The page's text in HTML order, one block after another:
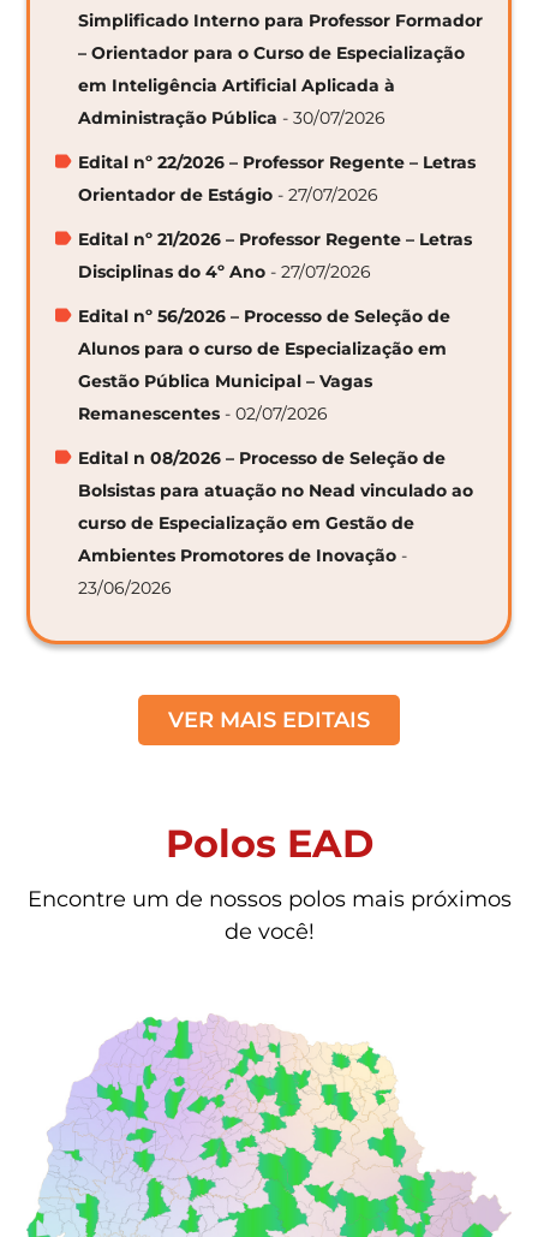
Simplificado Interno para Professor Formador
– Orientador para o Curso de Especialização
em Inteligência Artificial Aplicada à
Administração Pública - 30/07/2026
Edital nº 22/2026 – Professor Regente – Letras
Orientador de Estágio - 27/07/2026
Edital nº 21/2026 – Professor Regente – Letras
Disciplinas do 4º Ano - 27/07/2026
Edital nº 56/2026 – Processo de Seleção de
Alunos para o curso de Especialização em
Gestão Pública Municipal – Vagas
Remanescentes - 02/07/2026
Edital n 08/2026 – Processo de Seleção de
Bolsistas para atuação no Nead vinculado ao
curso de Especialização em Gestão de
Ambientes Promotores de Inovação -
23/06/2026
VER MAIS EDITAIS
Polos EAD
Encontre um de nossos polos mais próximos
de você!